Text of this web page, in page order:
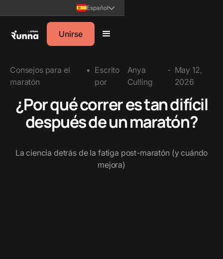
Español
Unirse
Consejos para el
maratón
• Escrito
por
Anya
Culling
- May 12,
2026
¿Por qué correr es tan difícil
después de un maratón?
La ciencia detrás de la fatiga post-maratón (y cuándo
mejora)